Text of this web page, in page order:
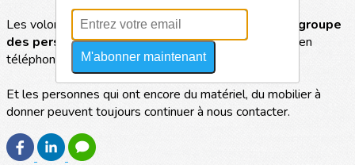
Les volontaires peuvent dès maintenant rejoindre
le groupe
des personnes privées d'emploi de Concarneau
en
téléphonant au06 49 27 24 10.
Et les personnes qui ont encore du matériel, du mobilier à
donner peuvent toujours continuer à nous contacter.
M'abonner maintenant